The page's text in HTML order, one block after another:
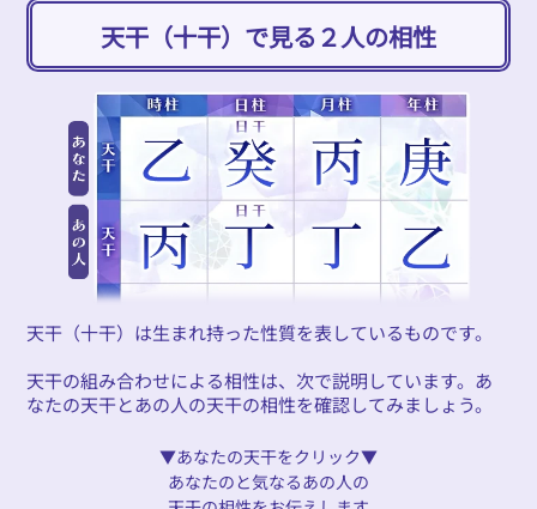
天干（十干）で見る２人の相性
天干（十干）は生まれ持った性質を表しているものです。
天干の組み合わせによる相性は、次で説明しています。あ
なたの天干とあの人の天干の相性を確認してみましょう。
▼あなたの天干をクリック▼
あなたのと気なるあの人の